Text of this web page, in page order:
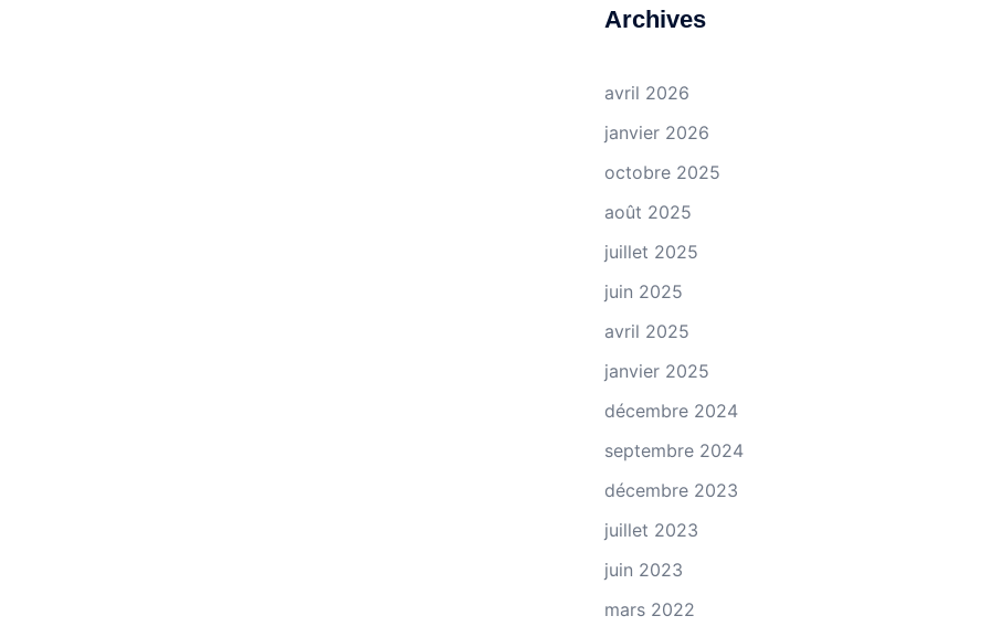
Archives
avril 2026
janvier 2026
octobre 2025
août 2025
juillet 2025
juin 2025
avril 2025
janvier 2025
décembre 2024
septembre 2024
décembre 2023
juillet 2023
juin 2023
mars 2022